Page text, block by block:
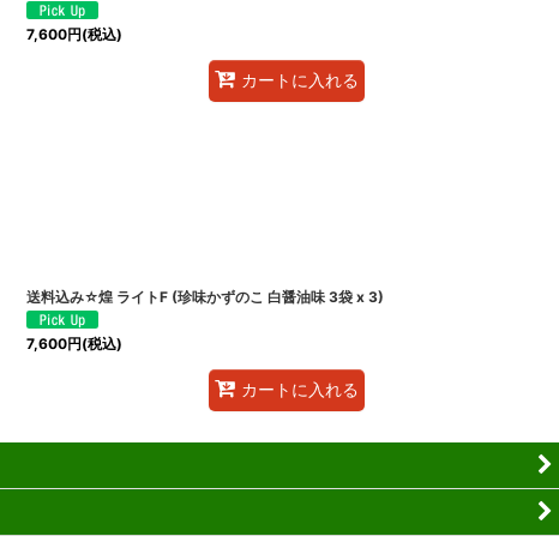
7,600円(税込)
カートに入れる
送料込み☆煌 ライトF (珍味かずのこ 白醤油味 3袋 x 3)
7,600円(税込)
カートに入れる